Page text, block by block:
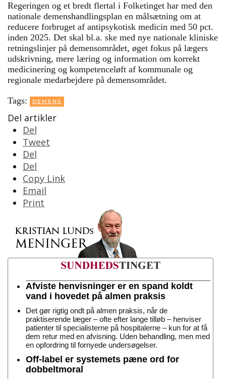
Regeringen og et bredt flertal i Folketinget har med den
nationale demenshandlingsplan en målsætning om at
reducere forbruget af antipsykotisk medicin med 50 pct.
inden 2025. Det skal bl.a. ske med nye nationale kliniske
retningslinjer på demensområdet, øget fokus på lægers
udskrivning, mere læring og information om korrekt
medicinering og kompetenceløft af kommunale og
regionale medarbejdere på demensområdet.
Tags: DEMENS
Del artikler
Del
Tweet
Del
Del
Copy Link
Email
Print
Afviste henvisninger er en spand koldt
vand i hovedet på almen praksis
Det gør rigtig ondt på almen praksis, når de
praktiserende læger – ofte efter lange tilløb – henviser
patienter til specialisterne på hospitalerne – kun for at få
dem retur med en afvisning. Uden behandling, men med
en opfordring til fornyede undersøgelser.
Off-label er systemets pæne ord for
dobbeltmoral